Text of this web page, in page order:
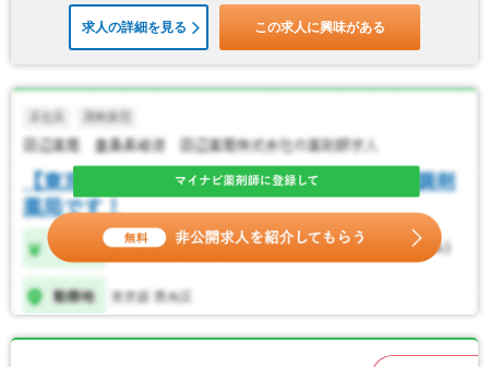
求人の詳細を見る この求人に興味がある